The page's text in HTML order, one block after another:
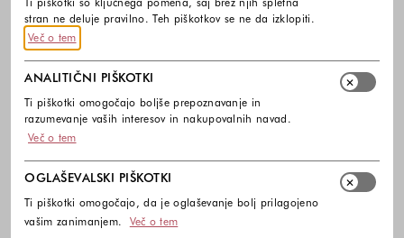
stran ne deluje pravilno. Teh piškotkov se ne da izklopiti.
Več o tem
ANALITIČNI PIŠKOTKI
Ti piškotki omogočajo boljše prepoznavanje in
razumevanje vaših interesov in nakupovalnih navad.
Več o tem
OGLAŠEVALSKI PIŠKOTKI
Ti piškotki omogočajo, da je oglaševanje bolj prilagojeno
vašim zanimanjem.
Več o tem